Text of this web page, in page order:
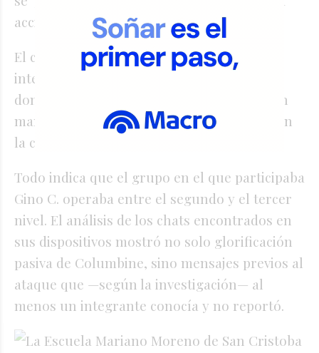
acción".
El cuarto nivel, el más peligroso y el que
integra "una pequeña minoría", es aquel
donde se planifican los ataques, se publican
manifiestos y se intenta "dejar una huella en
la comunidad".
Todo indica que el grupo en el que participaba
Gino C. operaba entre el segundo y el tercer
nivel. El análisis de los chats encontrados en
sus dispositivos mostró no solo glorificación
pasiva de Columbine, sino mensajes previos al
ataque que —según la investigación— al
menos un integrante conocía y no reportó.